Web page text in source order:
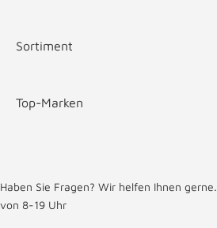
Sortiment
Top-Marken
Haben Sie Fragen? Wir helfen Ihnen gerne.
von 8-19 Uhr